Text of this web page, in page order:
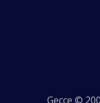
Gecce ©